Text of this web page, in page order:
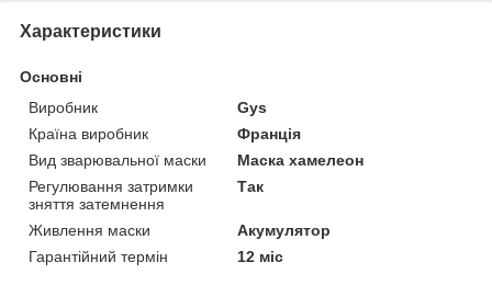
Характеристики
Основні
Виробник
Gys
Країна виробник
Франція
Вид зварювальної маски
Маска хамелеон
Регулювання затримки
зняття затемнення
Так
Живлення маски
Акумулятор
Гарантійний термін
12 міс